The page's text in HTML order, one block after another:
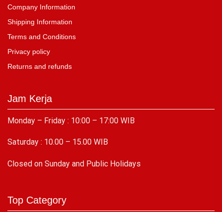
Company Information
Shipping Information
Terms and Conditions
Privacy policy
Returns and refunds
Jam Kerja
Monday – Friday : 10:00 – 17:00 WIB
Saturday : 10.00 – 15.00 WIB
Closed on Sunday and Public Holidays
Top Category